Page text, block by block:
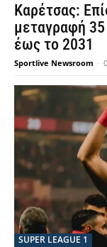
Καρέτσας:
μεταγραφή
έως το 2031
Sportlive Newsroom -
SUPER LEAGUE 1